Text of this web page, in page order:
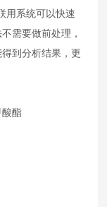
用系统可以快速
需要做前处理，
到分析结果，更
酸酯